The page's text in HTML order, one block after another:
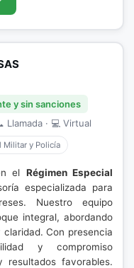
y sin sanciones
Llamada · 💻 Virtual
Militar y Policía
el Régimen Especial
especializada para
Nuestro equipo
integral, abordando
Con presencia
y compromiso
resultados favorables.